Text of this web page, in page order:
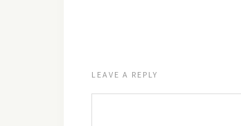
LEAVE A REPLY